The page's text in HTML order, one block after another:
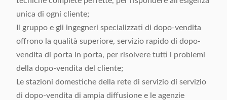
unica di ogni cliente;
Il gruppo e gli ingegneri specializzati di dopo-vendita
offrono la qualità superiore, servizio rapido di dopo-
vendita di porta in porta, per risolvere tutti i problemi
della dopo-vendita del cliente;
Le stazioni domestiche della rete di servizio di servizio
di dopo-vendita di ampia diffusione e le agenzie